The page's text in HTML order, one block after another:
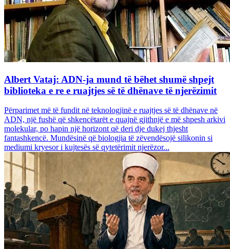
Albert Vataj: ADN-ja mund të bëhet shumë shpejt
biblioteka e re e ruajtjes së të dhënave të njerëzimit
Përparimet më të fundit në teknologjinë e ruajtjes së të dhënave në
ADN, një fushë që shkencëtarët e quajnë gjithnjë e më shpesh arkivi
molekular, po hapin një horizont që deri dje dukej thjesht
fantashkencë. Mundësinë që biologjia të zëvendësojë silikonin si
mediumi kryesor i kujtesës së qytetërimit njerëzor...